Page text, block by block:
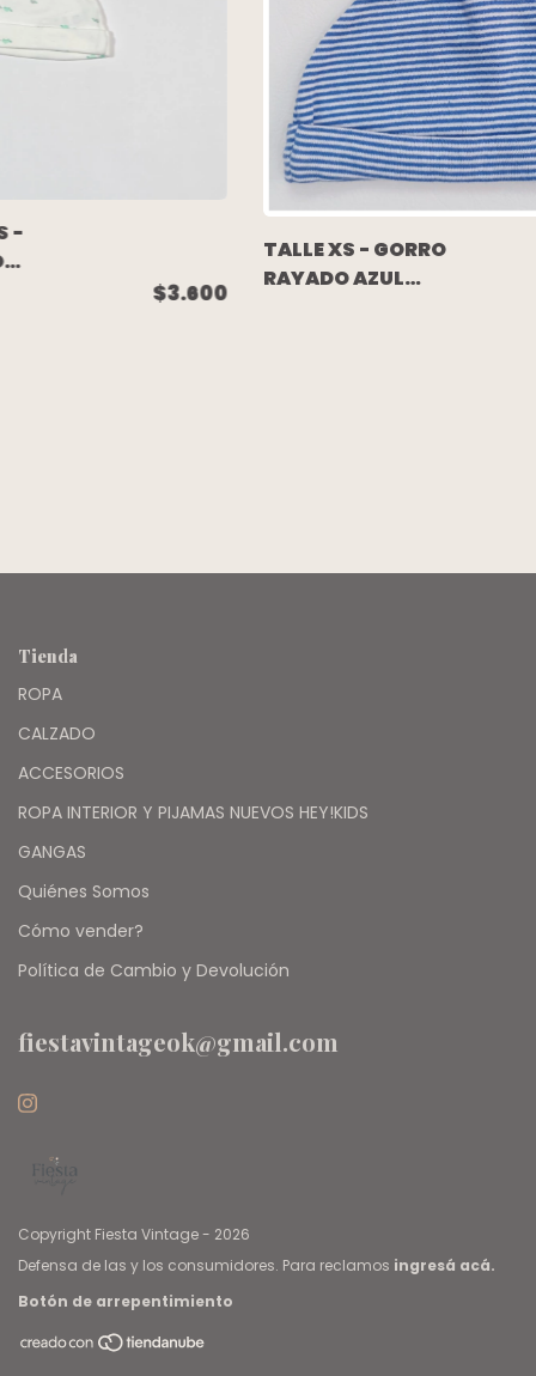
-
$3.600
TALLE XS - GORRO
RAYADO AZUL
Tienda
ROPA
CALZADO
ACCESORIOS
ROPA INTERIOR Y PIJAMAS NUEVOS HEY!KIDS
GANGAS
Quiénes Somos
Cómo vender?
Política de Cambio y Devolución
fiestavintageok@gmail.com
Copyright Fiesta Vintage - 2026
Defensa de las y los consumidores. Para reclamos ingresá acá.
Botón de arrepentimiento